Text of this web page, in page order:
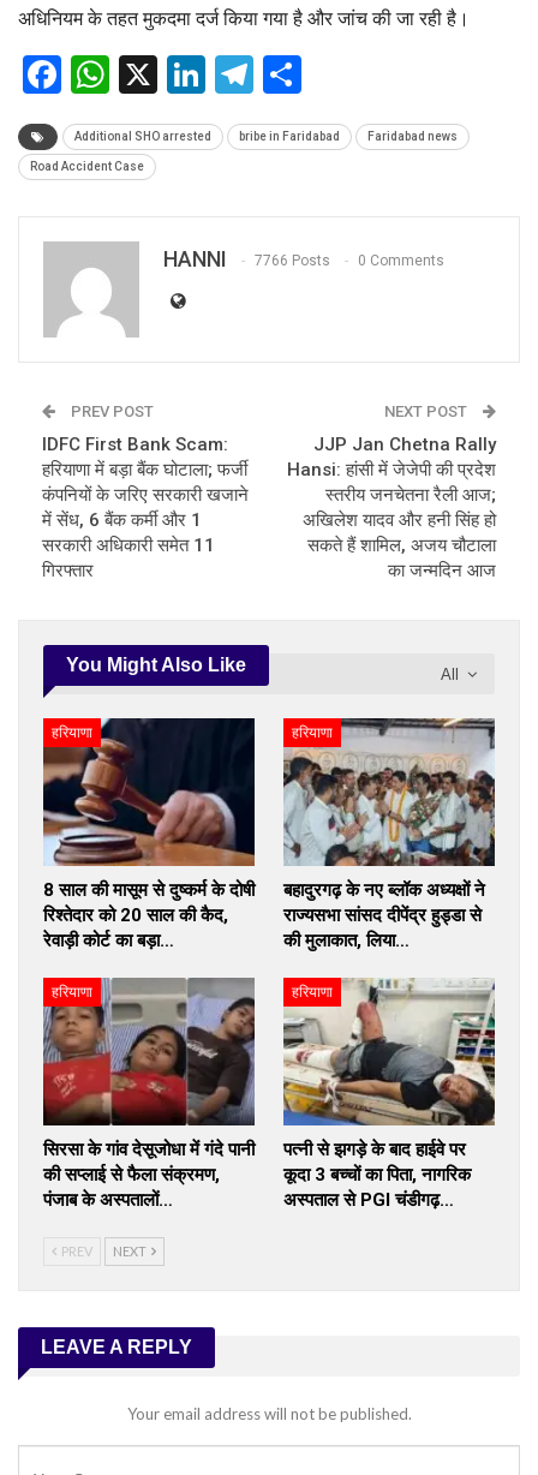
अधिनियम के तहत मुकदमा दर्ज किया गया है और जांच की जा रही है।
Facebook
WhatsApp
X LinkedIn
Telegram
Additional SHO arrested bribe in Faridabad Faridabad news
Road Accident Case
HANNI 7766 Posts 0 Comments
PREV POST
IDFC First Bank Scam:
हरियाणा में बड़ा बैंक घोटाला; फर्जी
कंपनियों के जरिए सरकारी खजाने
में सेंध, 6 बैंक कर्मी और 1
सरकारी अधिकारी समेत 11
गिरफ्तार
NEXT POST
JJP Jan Chetna Rally
Hansi: हांसी में जेजेपी की प्रदेश
स्तरीय जनचेतना रैली आज;
अखिलेश यादव और हनी सिंह हो
सकते हैं शामिल, अजय चौटाला
का जन्मदिन आज
All
You Might Also Like
हरियाणा
8 साल की मासूम से दुष्कर्म के दोषी
रिश्तेदार को 20 साल की कैद,
रेवाड़ी कोर्ट का बड़ा…
हरियाणा
बहादुरगढ़ के नए ब्लॉक अध्यक्षों ने
राज्यसभा सांसद दीपेंद्र हुड्डा से
की मुलाकात, लिया…
हरियाणा
सिरसा के गांव देसूजोधा में गंदे पानी
की सप्लाई से फैला संक्रमण,
पंजाब के अस्पतालों…
हरियाणा
पत्नी से झगड़े के बाद हाईवे पर
कूदा 3 बच्चों का पिता, नागरिक
अस्पताल से PGI चंडीगढ़…
PREV NEXT
LEAVE A REPLY
Your email address will not be published.